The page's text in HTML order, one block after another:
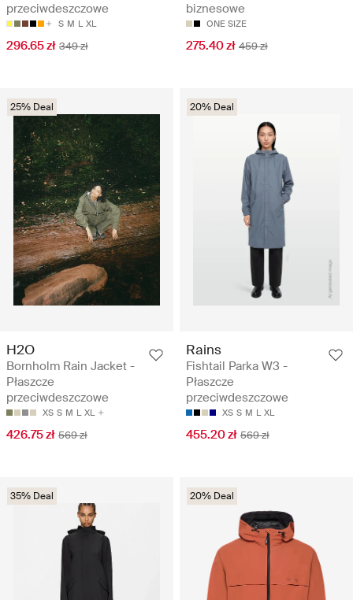
przeciwdeszczowe
S M L XL
296.65 zł 349 zł
biznesowe
ONE SIZE
275.40 zł 459 zł
25% Deal
H2O
Bornholm Rain Jacket -
Płaszcze
przeciwdeszczowe
XS S M L XL
426.75 zł 569 zł
20% Deal
Rains
Fishtail Parka W3 -
Płaszcze
przeciwdeszczowe
XS S M L XL
455.20 zł 569 zł
35% Deal 20% Deal